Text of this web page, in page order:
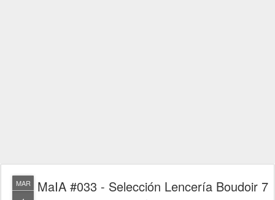
MAR
MaIA #033 - Selección Lencería Boudoir 7